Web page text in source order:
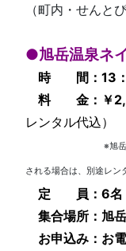
（町内・せんと
●旭岳温泉ネ
時 間：13
料 金： ￥
レンタル代込）
※旭岳温泉ネイチ
される場合は、 別途レン
定 員：6名
集合場所： 旭
お申込み：お